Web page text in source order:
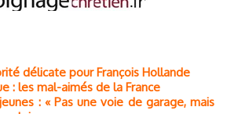
délicate pour François Hollande
: les mal-aimés de la France
: « Pas une voie de garage, mais